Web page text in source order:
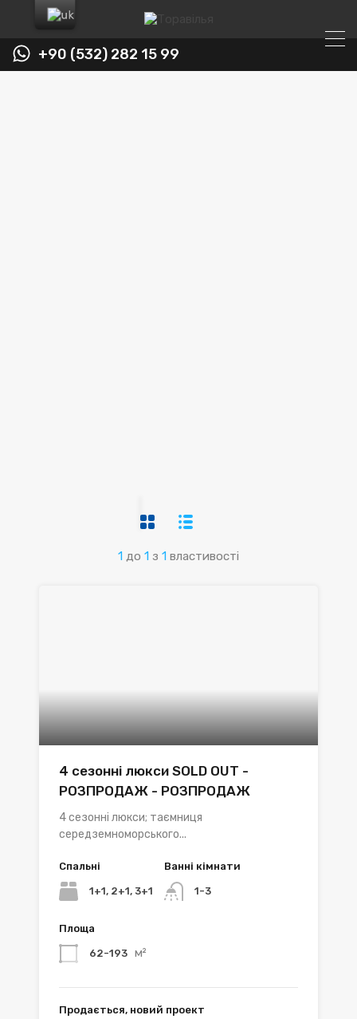
+90 (532) 282 15 99
1 до 1 з 1 властивості
4 сезонні люкси SOLD OUT -
РОЗПРОДАЖ - РОЗПРОДАЖ
4 сезонні люкси; таємниця
середземноморського...
Спальні
1+1, 2+1, 3+1
Ванні кімнати
1-3
Площа
62-193 м²
Продається, новий проект